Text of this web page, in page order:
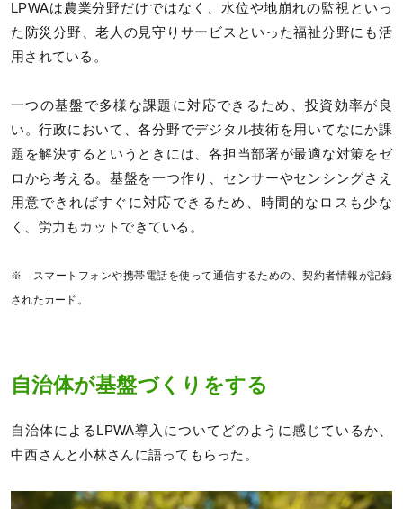
LPWAは農業分野だけではなく、水位や地崩れの監視といっ
た防災分野、老人の見守りサービスといった福祉分野にも活
用されている。
一つの基盤で多様な課題に対応できるため、投資効率が良
い。行政において、各分野でデジタル技術を用いてなにか課
題を解決するというときには、各担当部署が最適な対策をゼ
ロから考える。基盤を一つ作り、センサーやセンシングさえ
用意できればすぐに対応できるため、時間的なロスも少な
く、労力もカットできている。
※ スマートフォンや携帯電話を使って通信するための、契約者情報が記録
されたカード。
自治体が基盤づくりをする
自治体によるLPWA導入についてどのように感じているか、
中西さんと小林さんに語ってもらった。